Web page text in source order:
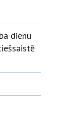
dienu